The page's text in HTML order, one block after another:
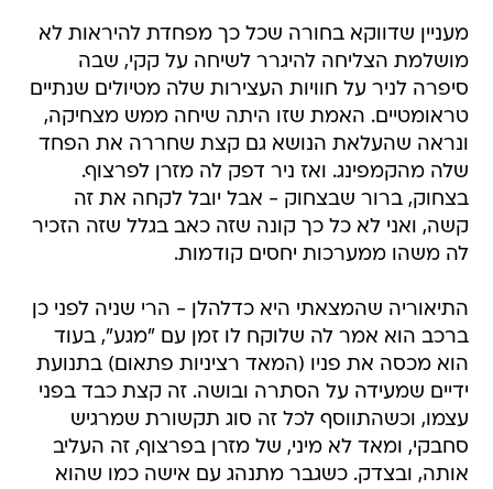
מעניין שדווקא בחורה שכל כך מפחדת להיראות לא
מושלמת הצליחה להיגרר לשיחה על קקי, שבה
סיפרה לניר על חוויות העצירות שלה מטיולים שנתיים
טראומטיים. האמת שזו היתה שיחה ממש מצחיקה,
ונראה שהעלאת הנושא גם קצת שחררה את הפחד
שלה מהקמפינג. ואז ניר דפק לה מזרן לפרצוף.
בצחוק, ברור שבצחוק - אבל יובל לקחה את זה
קשה, ואני לא כל כך קונה שזה כאב בגלל שזה הזכיר
לה משהו ממערכות יחסים קודמות.
התיאוריה שהמצאתי היא כדלהלן - הרי שניה לפני כן
ברכב הוא אמר לה שלוקח לו זמן עם "מגע", בעוד
הוא מכסה את פניו (המאד רציניות פתאום) בתנועת
ידיים שמעידה על הסתרה ובושה. זה קצת כבד בפני
עצמו, וכשהתווסף לכל זה סוג תקשורת שמרגיש
סחבקי, ומאד לא מיני, של מזרן בפרצוף, זה העליב
אותה, ובצדק. כשגבר מתנהג עם אישה כמו שהוא